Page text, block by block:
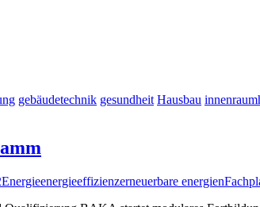
gebäudetechnik gesundheit Hausbau
Energieenergieeffizienzerneuerbare energien